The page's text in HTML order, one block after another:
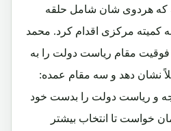
که هردوی شان شامل حلقه
به کمیته مرکزی اقدام کرد. محمد
فوقیت مقام ریاست دولت را به
نشان دهد و سه مقام عمده:
و ریاست دولت را بدست خود
خواست تا انتخاب بیشتر